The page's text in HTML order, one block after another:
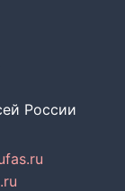
России
fas.ru